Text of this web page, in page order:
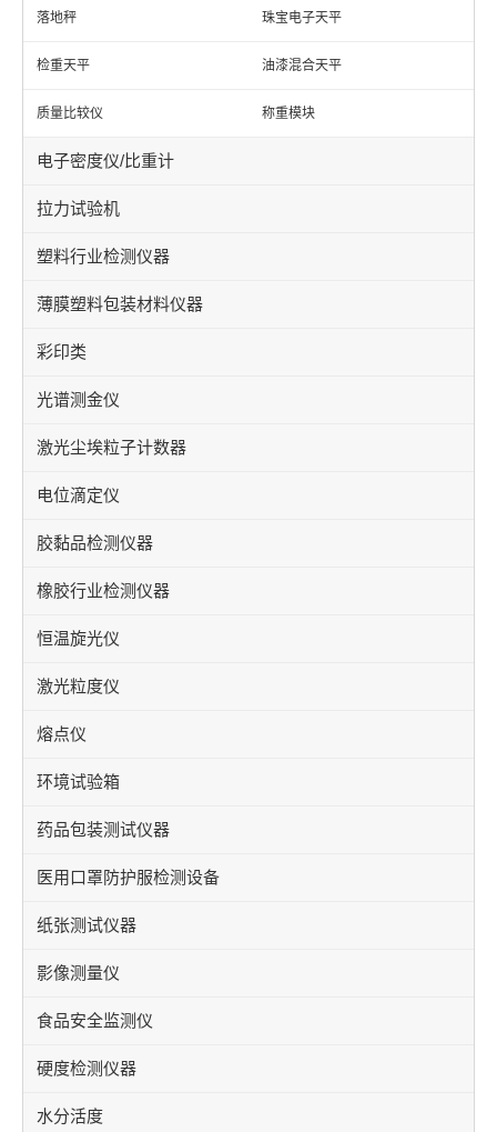
落地秤 珠宝电子天平
检重天平 油漆混合天平
质量比较仪 称重模块
电子密度仪/比重计
拉力试验机
塑料行业检测仪器
薄膜塑料包装材料仪器
彩印类
光谱测金仪
激光尘埃粒子计数器
电位滴定仪
胶黏品检测仪器
橡胶行业检测仪器
恒温旋光仪
激光粒度仪
熔点仪
环境试验箱
药品包装测试仪器
医用口罩防护服检测设备
纸张测试仪器
影像测量仪
食品安全监测仪
硬度检测仪器
水分活度